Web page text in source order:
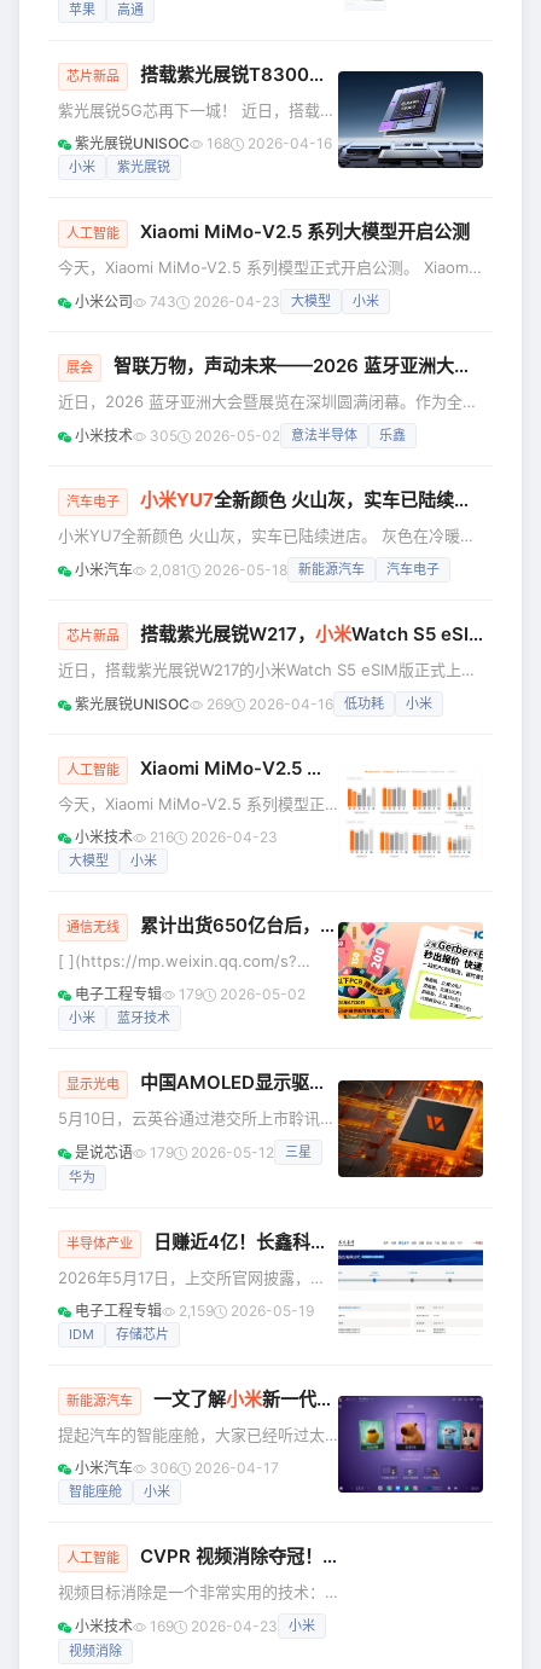
19.6%的份额坐在中国手机市场头把交椅
作，除了常规的打折促销外，部分品牌
还在发新品。618可以看作是一次对手机
行业一季度乃至整个上半年的考试，新
品的竞争力、价格力如何，都会在这场
大促中显露无疑。透过今年618，我们也
苹果 高通
芯片新品 搭载紫光展锐T8300， 小米Redmi 15A 5G登陆
紫光展锐5G芯再下一城！ 近日，搭载紫
光展锐T8300 芯片的小米Redmi 15A
5G 在印度正式上市，该产品凭借大屏沉
选择。 真英雄，实力登场 “THE REAL
HERO”Redmi 15A 5G正面配备6.9英
寸，120Hz高刷大屏，画面细腻流畅、
色彩层次丰富，同时获得三重TUV护眼
用
紫光展锐UNISOC 168 2026-04-16
小米 紫光展锐
人工智能 Xiaomi MiMo-V2.5 系列大模型开启公测
今天，Xiaomi MiMo-V2.5 系列模型正式开启公测。 Xiaomi
MiMo-V2.5 系列包含 MiMo-V2.5、V2.5-Pro 、V2.5-TTS
Series 、V2.5-ASR。 更强的推理，更稳的 Agent ，更长的
和理解 ——这是一次从“能用”到“好用”的全面跨越。 与此同
时，我们也对 Token Plan 定价方案
小米公司 743 2026-04-23 大模型 小米
展会 智联万物，声动未来——2026 蓝牙亚洲大会暨展览落幕，
近日，2026 蓝牙亚洲大会暨展览在深圳圆满闭幕。作为全球
蓝牙领域的旗舰盛会，本次大会以"定义标准，改变世界"为主
题，汇聚了全球 60 余家参展商、50 余场主题演讲及众多业
世界，共创美好未来"的愿景转化为实际行动，彰显了中国及
亚太地区作为全球蓝牙标准核心贡献者的重要地位，为全球无
线连接产业发展注入新动能。 作为蓝牙技术联盟（SIG）联盟
会员（
小米技术 305 2026-05-02 意法半导体 乐鑫
汽车电子 小米YU7全新颜色 火山灰，实车已陆续进店
小米YU7全新颜色 火山灰，实车已陆续进店。 灰色在冷暖光
影间细腻变化，朦胧而富有层次，低调却经得起反复品味。欢
迎大家到店近距离品鉴，详细门店地址大家可以看看～ 同
进店，敬请期待。由于运输时间差异，准确到店时间咨询门
店。 361家门店详细信息，欢迎到店看车 北京：共17家 小米
汽车超级工厂店 小米汽车北京市大兴区京南运通汽车园销售
服务中心 小
小米汽车 2,081 2026-05-18 新能源汽车 汽车电子
芯片新品 搭载紫光展锐W217， 小米Watch S5 eSIM版上市，超长续航芯体验
近日，搭载紫光展锐W217的小米Watch S5 eSIM版正式上
市，该产品在续航、独立通信、运动健康监测及定位精度等关
键性能上实现全面提升，为用户带来更轻便、更持久、更独立
S5配备1.48英寸AMOLED高清大屏，采用10.99mm的轻薄不
锈钢表体，重量仅46克，表圈为46mm一体式设计。无缝衔
接的纤薄机身配合精致细节工艺，整体视
紫光展锐UNISOC 269 2026-04-16 低功耗 小米
人工智能 Xiaomi MiMo-V2.5 系列大模型开启公测
今天，Xiaomi MiMo-V2.5 系列模型正
式开启公测。 Xiaomi MiMo-V2.5 系列
包含 MiMo-V2.5、V2.5-Pro 、V2.5-
强的指令遵循与模糊指令理解，更好的
用”到“好用”的全面跨越。 与此同时，我
们也对 Token Plan 定价方案
小米技术 216 2026-04-23
大模型 小米
通信无线 累计出货650亿台后，蓝牙下一个100亿的“中国密码”
[ ](https://mp.weixin.qq.com/s?
1998年5月，爱立信、IBM、英特尔、诺
电子工程专辑 179 2026-05-02
小米 蓝牙技术
显示光电 中国AMOLED显示驱动芯片第一股即将来了！
5月10日，云英谷通过港交所上市聆讯。
作为中国大陆唯一在AMOLED驱动芯片
前装市场实现千万级量产并进入主流手
片产业迈入资本化新阶段，有望加速打
破海外厂商长期垄断。 云英谷科技成立
于2012年，总部坐落于北京，是国内领
先的无晶圆厂（Fabless）半导体设计企
业，核心聚焦AMOLED显示驱动芯片、
是说芯语 179 2026-05-12
三星
华为
半导体产业 日赚近4亿！长鑫科技IPO重启
2026年5月17日，上交所官网披露，长
鑫科技集团股份有限公司（以下简称“长
鑫科技”）科创板IPO审核状态由“中止”恢
司补充2025年年报及2026年一季度经
营数据后，正式恢复上市审核进程。 据
报道，长鑫科技本次科创板IPO拟募集资
金295亿元，为科创板开板以来募资规模
第二大项目。资金将投向存储器晶圆制
电子工程专辑 2,159 2026-05-19
IDM 存储芯片
新能源汽车 一文了解小米新一代SU7智能座舱：为什么它更聪明、更好玩，也更懂你
提起汽车的智能座舱，大家已经听过太
多“参数”和“能力”。 但对真正每天用车的
人来说，更在意的往往是：它是否真的
SU7 不仅能陪你聊天、帮你规划行程，
还能把车内氛围变得鲜活有趣，让高频
操作愈发顺手自然。 如果用一句话来总
结，这次升级带来的核心感受就是：更
聪明、更贴心、更有生活感。 01 小爱更
小米汽车 306 2026-04-17
智能座舱 小米
人工智能 CVPR 视频消除夺冠！ 小米
视频目标消除是一个非常实用的技术：
当你在美丽的风景里拍了一段视频或
livephoto，而回看的时候发现画面中有
小米技术 169 2026-04-23
小米
视频消除